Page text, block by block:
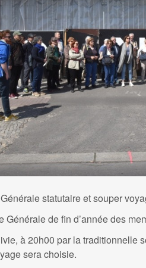
statutaire et souper
Générale de fin d’année des
à 20h00 par la traditionnelle
sera choisie.